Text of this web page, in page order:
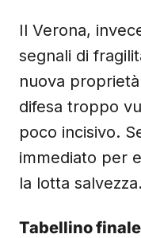
Il Verona,
segnali di
nuova
difesa troppo
poco incisivo.
immediato per
la lotta salvezza.
Tabellino finale